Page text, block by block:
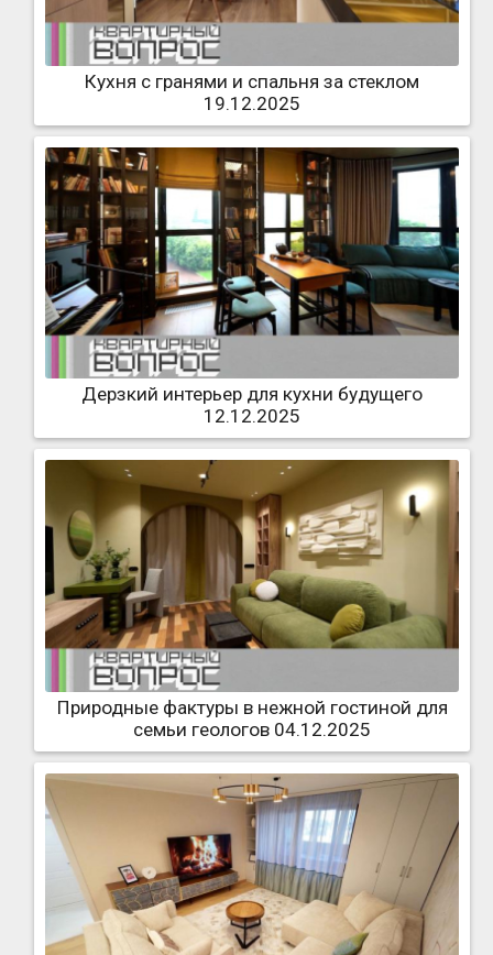
Кухня с гранями и спальня за стеклом
19.12.2025
Дерзкий интерьер для кухни будущего
12.12.2025
Природные фактуры в нежной гостиной для
семьи геологов 04.12.2025